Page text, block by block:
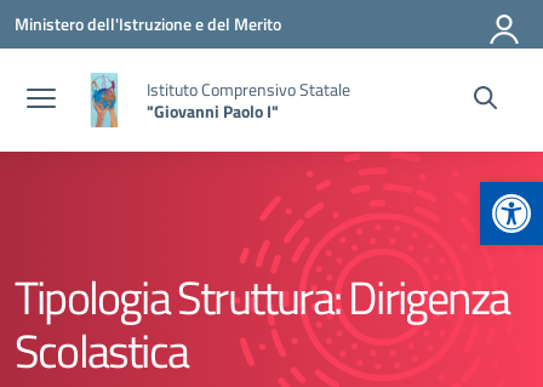
Vai ai contenuti
Vai al menu di navigazione
Vai al footer
Ministero dell'Istruzione e del Merito
Istituto Comprensivo Statale
"Giovanni Paolo I"
Tipologia Struttura:Dirigenza
Scolastica